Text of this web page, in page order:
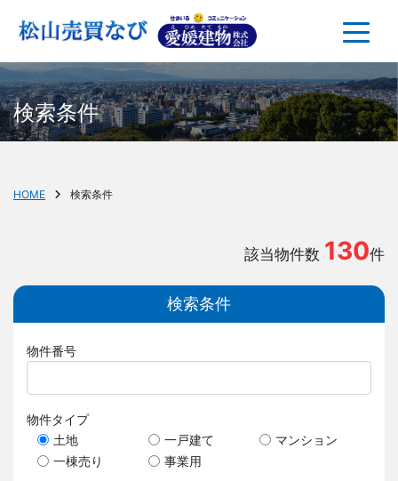
検索条件
HOME 検索条件
該当物件数 130件
検索条件
物件番号
物件タイプ
土地
一戸建て
マンション
一棟売り
事業用